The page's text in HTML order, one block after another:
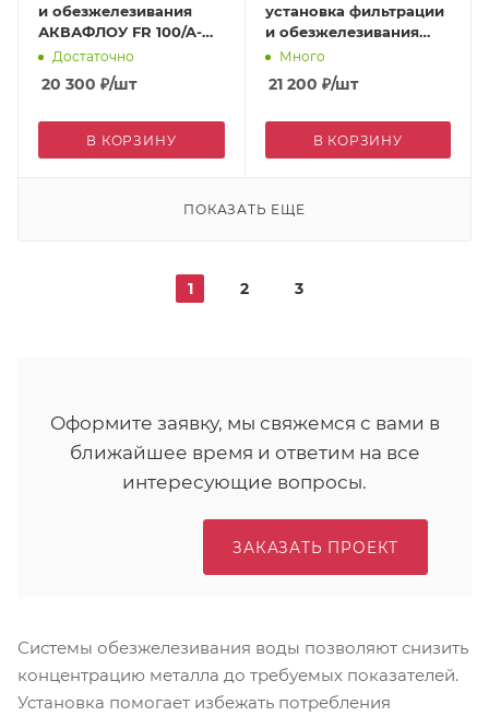
и обезжелезивания
АКВАФЛОУ FR 100/A-
56AДостаточно
20 300 ₽/шт
В КОРЗИНУ
установка фильтрации
и обезжелезивания
АКВАФЛОУ FR 50/A-67C
Много
21 200 ₽/шт
В КОРЗИНУ
ПОКАЗАТЬ ЕЩЕ
1 2 3
Оформите заявку, мы свяжемся с вами в
ближайшее время и ответим на все
интересующие вопросы.
ЗАКАЗАТЬ ПРОЕКТ
Системы обезжелезивания воды позволяют снизить
концентрацию металла до требуемых показателей.
Установка помогает избежать потребления